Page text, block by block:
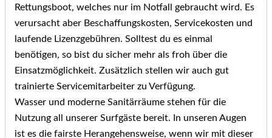
Rettungsboot, welches nur im Notfall gebraucht wird. Es
verursacht aber Beschaffungskosten, Servicekosten und
laufende Lizenzgebühren. Solltest du es einmal
benötigen, so bist du sicher mehr als froh über die
Einsatzmöglichkeit. Zusätzlich stellen wir auch gut
trainierte Servicemitarbeiter zu Verfügung.
Wasser und moderne Sanitärräume stehen für die
Nutzung all unserer Surfgäste bereit. In unseren Augen
ist es die fairste Herangehensweise, wenn wir mit dieser